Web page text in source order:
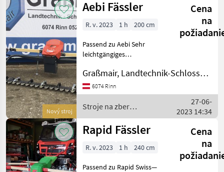
objemových
Umwelttechnik
Nový stroj
Aebi Fässler
Cena
na
R. v. 2023 1 h 200 cm
Passend zu Aebi Sehr
leichtgängiges
Antrieb mittels Keilriem als
Überlastschutz massives
Schwingenholz Kurzer
Anbau Ideale
Graßmair, Landtechnik-Schlosserei GmbH
6074 Rinn
Stroje na zber
objemových krmív / Aebi
27-06-
2023 14:34
Rapid Fässler
Cena
na
R. v. 2023 1 h 240 cm
Passend zu Rapid Swiss—